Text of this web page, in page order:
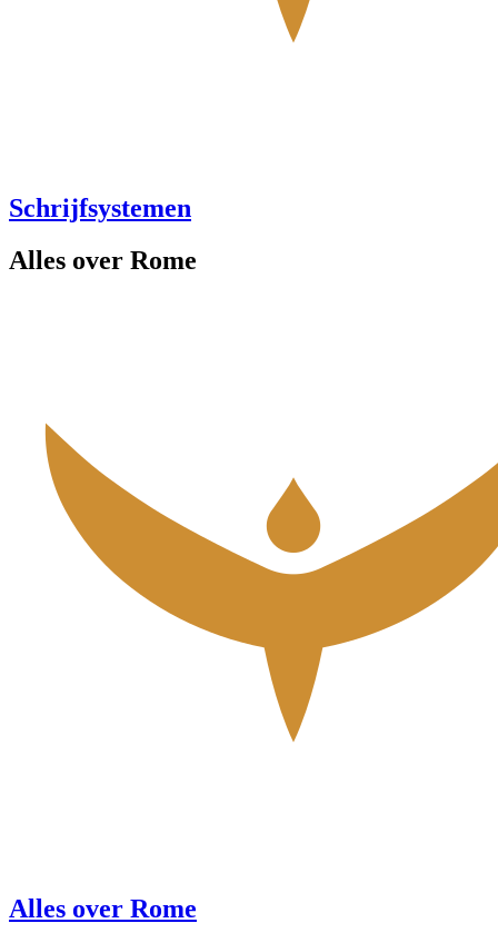
Schrijfsystemen
Alles over Rome
Alles over Rome